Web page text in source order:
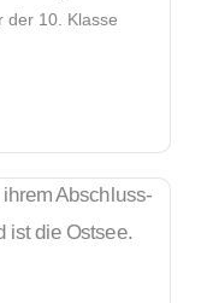
der 10. Klasse